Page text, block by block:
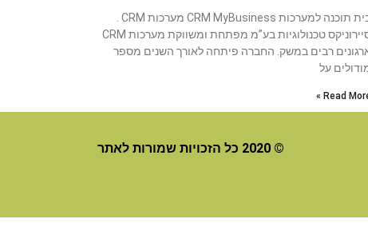
בית תוכנה למערכות CRM MyBusiness מערכות CRM .
סיירוניקס טכנולוגיות בע”מ מפתחת ומשווקת מערכות CRM
רבים במשק. החברה פיתחה לאורך השנים מספר
על
Read More
© 2020 כל הזכויות שמורות לאתר